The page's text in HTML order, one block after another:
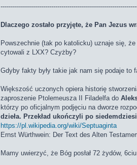
Dlaczego zostało przyjęte, że Pan Jezus
Powszechnie (tak po katolicku) uznaje się,
cytowali z LXX? Czyżby?
Gdyby fakty były takie jak nam się podaje to
Większość uczonych opiera historię
zaproszenie Ptolemeusza II Filadelfa do
którzy po oficjalnym podjęciu na dworze
dzieła. Przekład ukończyli po
https://pl.wikipedia.org/wiki/Septuaginta
Ernst Würthwein: Der Text des Alten
Mamy uwierzyć, że Bóg posłał 72 żydów,